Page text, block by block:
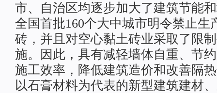
市、自治区均逐步加大了建筑节能
全国首批160个大中城市明令禁止生
砖，并且对空心黏土砖业采取了限
施。因此，具有减轻墙体自重、节
施工效率，降低建筑造价和改善隔
以石膏材料为代表的新型建筑建材